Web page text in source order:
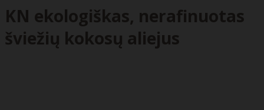
KN ekologiškas, nerafinuotas
šviežių kokosų aliejus